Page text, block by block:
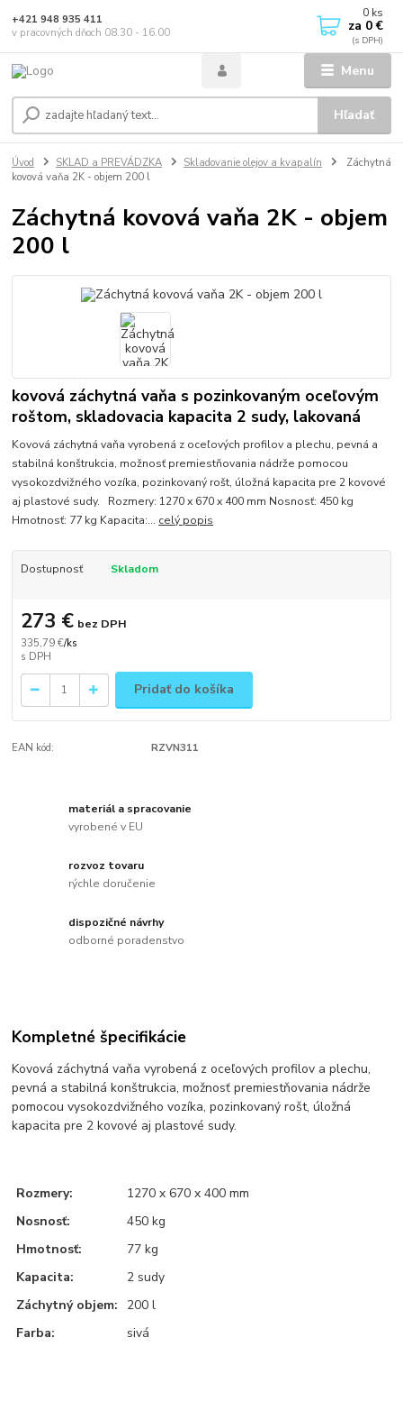
Menu
Hľadať
+421 948 935 411
v pracovných dňoch 08.30 - 16.00
0 ks
za 0 €
Úvod SKLAD a PREVÁDZKA Skladovanie olejov a kvapalín
Záchytná
kovová vaňa 2K - objem 200 l
Záchytná kovová vaňa 2K - objem
200 l
kovová záchytná vaňa s pozinkovaným oceľovým
roštom, skladovacia kapacita 2 sudy, lakovaná
Kovová záchytná vaňa vyrobená z oceľových profilov a plechu, pevná a
stabilná konštrukcia, možnosť premiestňovania nádrže pomocou
vysokozdvižného vozíka, pozinkovaný rošt, úložná kapacita pre 2 kovové
aj plastové sudy. Rozmery: 1270 x 670 x 400 mm Nosnosť: 450 kg
Hmotnosť: 77 kg Kapacita:... celý popis
Dostupnosť Skladom
335,79 €/ks
273 € bez DPH
Pridať do košíka
EAN kód: RZVN311
materiál a spracovanie
vyrobené v EU
rozvoz tovaru
rýchle doručenie
dispozičné návrhy
odborné poradenstvo
Kompletné špecifikácie
Kovová záchytná vaňa vyrobená z oceľových profilov a plechu,
pevná a stabilná konštrukcia,možnosť premiestňovania nádrže
pomocou vysokozdvižného vozíka,pozinkovaný rošt,úložná
kapacita pre 2 kovové aj plastové sudy.
Rozmery:
1270 x 670 x 400 mm
Nosnosť:
450 kg
Hmotnosť:
77 kg
Kapacita:
2 sudy
Záchytný objem:
200 l
Farba:
sivá